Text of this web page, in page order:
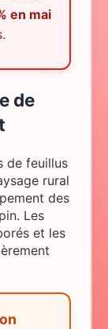
en mai
de
de feuillus
rural
des
Les
et les